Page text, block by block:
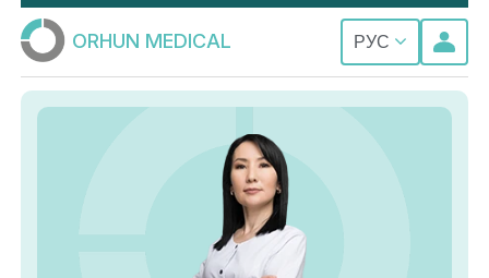
ORHUN MEDICAL РУС